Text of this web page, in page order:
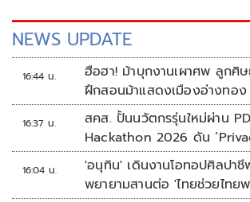
NEWS UPDATE
16:44 น.
ฮือฮา! ม้าบุกงานเผาศพ ลูกศิ
ฝึกสอนม้าแสดงเมืองอ่างทอง
16:37 น.
สคส. ปั้นนวัตกรรุ่นใหม่ผ่าน
Hackathon 2026 ดัน
for all’ สู่โซลูชันคุ้มครองข้อ
ใช้ได้จริง
16:04 น.
'อนุทิน' เดินงานโอทอปศิลปาชี
พยายามสานต่อ 'ไทยช่วยไทย